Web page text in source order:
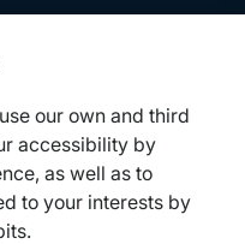
MD
29 min
MD
our own and third
accessibility by
as well as to
to your interests by